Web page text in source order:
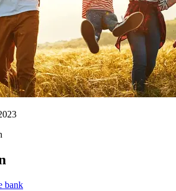
bank